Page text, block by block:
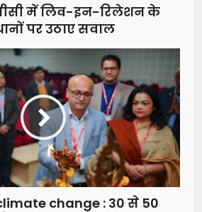
में लिव-इन-रिलेशन के
पर उठाए सवाल
change : 30 से 50